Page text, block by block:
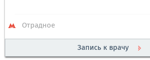
Отрадное
Запись к врачу